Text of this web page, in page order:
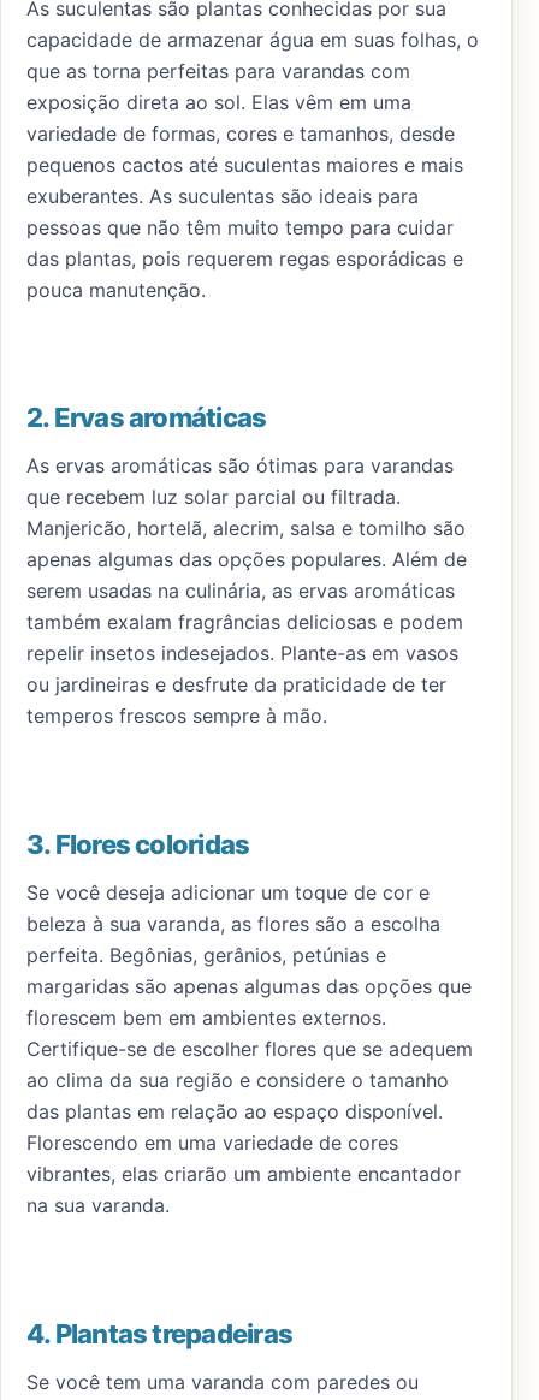
As suculentas são plantas conhecidas por sua
capacidade de armazenar água em suas folhas, o
que as torna perfeitas para varandas com
exposição direta ao sol. Elas vêm em uma
variedade de formas, cores e tamanhos, desde
pequenos cactos até suculentas maiores e mais
exuberantes. As suculentas são ideais para
pessoas que não têm muito tempo para cuidar
das plantas, pois requerem regas esporádicas e
pouca manutenção.
2. Ervas aromáticas
As ervas aromáticas são ótimas para varandas
que recebem luz solar parcial ou filtrada.
Manjericão, hortelã, alecrim, salsa e tomilho são
apenas algumas das opções populares. Além de
serem usadas na culinária, as ervas aromáticas
também exalam fragrâncias deliciosas e podem
repelir insetos indesejados. Plante-as em vasos
ou jardineiras e desfrute da praticidade de ter
temperos frescos sempre à mão.
3. Flores coloridas
Se você deseja adicionar um toque de cor e
beleza à sua varanda, as flores são a escolha
perfeita. Begônias, gerânios, petúnias e
margaridas são apenas algumas das opções que
florescem bem em ambientes externos.
Certifique-se de escolher flores que se adequem
ao clima da sua região e considere o tamanho
das plantas em relação ao espaço disponível.
Florescendo em uma variedade de cores
vibrantes, elas criarão um ambiente encantador
na sua varanda.
4. Plantas trepadeiras
Se você tem uma varanda com paredes ou